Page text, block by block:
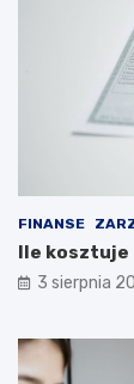
FINANSE
Ile kosztuje
3 sierpnia